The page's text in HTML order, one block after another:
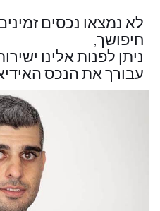
לא נמצאו נכסים
חיפושך,
ניתן לפנות אלינו
עבורך את הנכס